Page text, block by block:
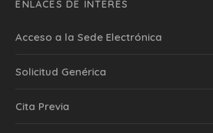
ENLACES DE INTERÉS
Acceso a la Sede Electrónica
Solicitud Genérica
Cita Previa